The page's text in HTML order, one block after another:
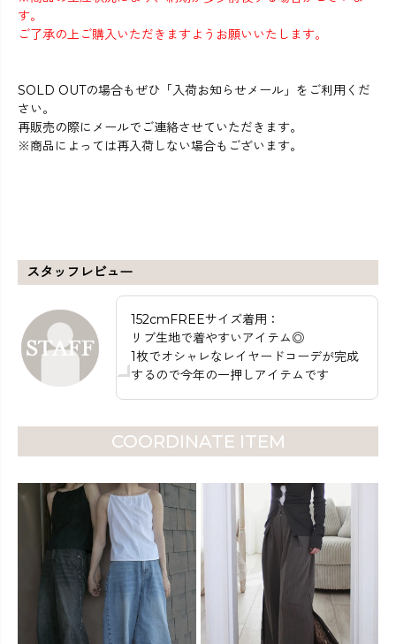
す。
ご了承の上ご購入いただきますようお願いいたします。
SOLD OUTの場合もぜひ「入荷お知らせメール」をご利用くだ
さい。
再販売の際にメールでご連絡させていただきます。
※商品によっては再入荷しない場合もございます。
スタッフレビュー
152cmFREEサイズ着用：
リブ生地で着やすいアイテム◎
1枚でオシャレなレイヤードコーデが完成
するので今年の一押しアイテムです
COORDINATE ITEM